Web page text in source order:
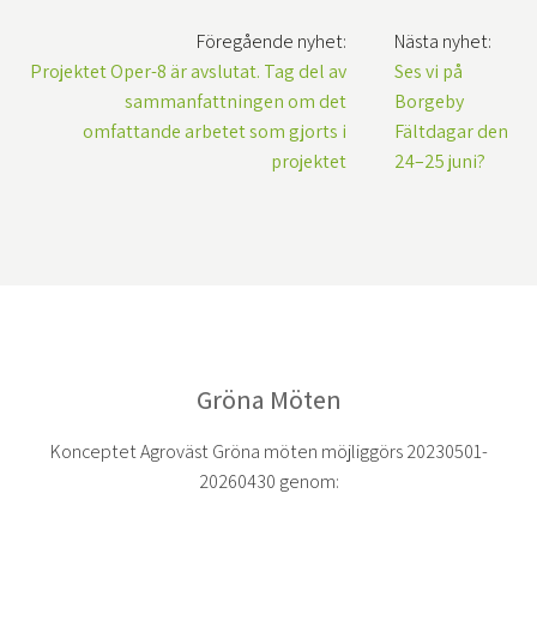
Föregående nyhet:
Projektet Oper-8 är avslutat. Tag del av
sammanfattningen om det
omfattande arbetet som gjorts i
projektet
Nästa nyhet:
Ses vi på
Borgeby
Fältdagar den
24–25 juni?
Gröna Möten
Konceptet Agroväst Gröna möten möjliggörs 20230501-
20260430 genom: